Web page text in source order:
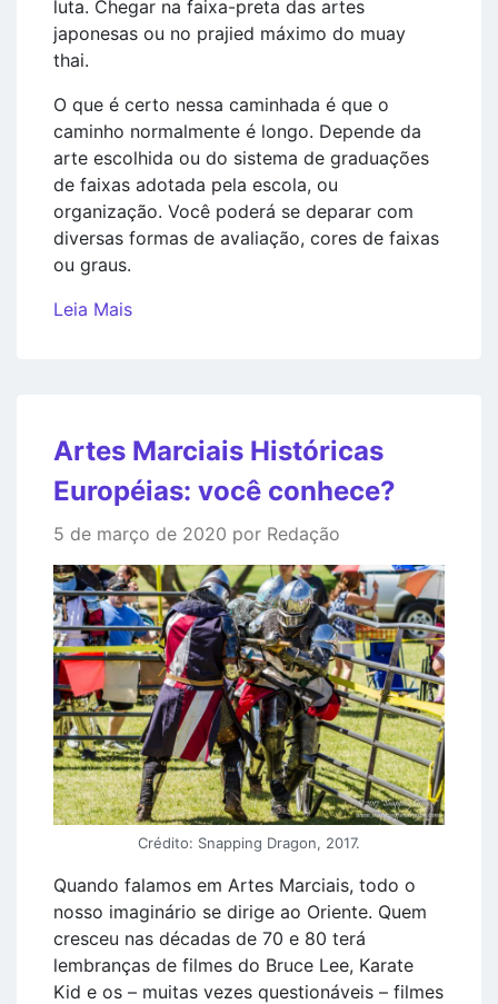
luta. Chegar na faixa-preta das artes
japonesas ou no prajied máximo do muay
thai.
O que é certo nessa caminhada é que o
caminho normalmente é longo. Depende da
arte escolhida ou do sistema de graduações
de faixas adotada pela escola, ou
organização. Você poderá se deparar com
diversas formas de avaliação, cores de faixas
ou graus.
Leia Mais
Artes Marciais Históricas
Européias: você conhece?
5 de março de 2020 por Redação
Crédito: Snapping Dragon, 2017.
Quando falamos em Artes Marciais, todo o
nosso imaginário se dirige ao Oriente. Quem
cresceu nas décadas de 70 e 80 terá
lembranças de filmes do Bruce Lee, Karate
Kid e os – muitas vezes questionáveis – filmes